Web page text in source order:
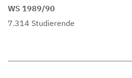
WS 1989/90
7.314 Studierende